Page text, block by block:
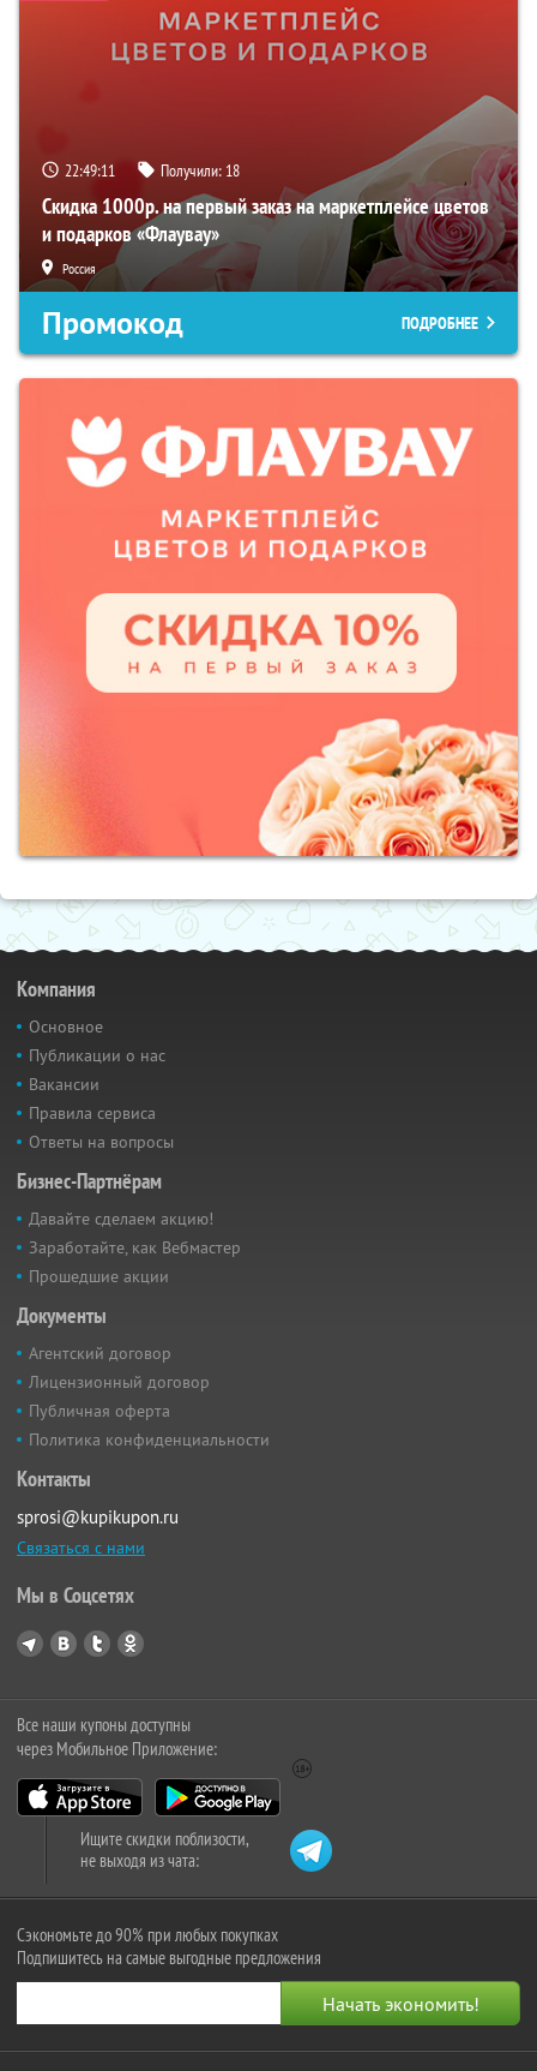
22:49:10 Получили: 18
Скидка 1000р. на первый заказ на маркетплейсе цветов
и подарков «Флаувау»
Россия
Промокод ПОДРОБНЕЕ
Компания
Основное
Публикации о нас
Вакансии
Правила сервиса
Ответы на вопросы
Бизнес-Партнёрам
Давайте сделаем акцию!
Заработайте, как Вебмастер
Прошедшие акции
Документы
Агентский договор
Лицензионный договор
Публичная оферта
Политика конфиденциальности
Контакты
sprosi@kupikupon.ru
Связаться с нами
Мы в Соцсетях
Все наши купоны доступны
через Мобильное Приложение:
Ищите скидки поблизости,
не выходя из чата:
Сэкономьте до 90% при любых покупках
Подпишитесь на самые выгодные предложения